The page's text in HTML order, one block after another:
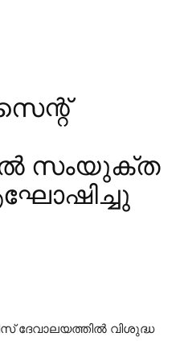
സംയുക്ത
വിശുദ്ധ